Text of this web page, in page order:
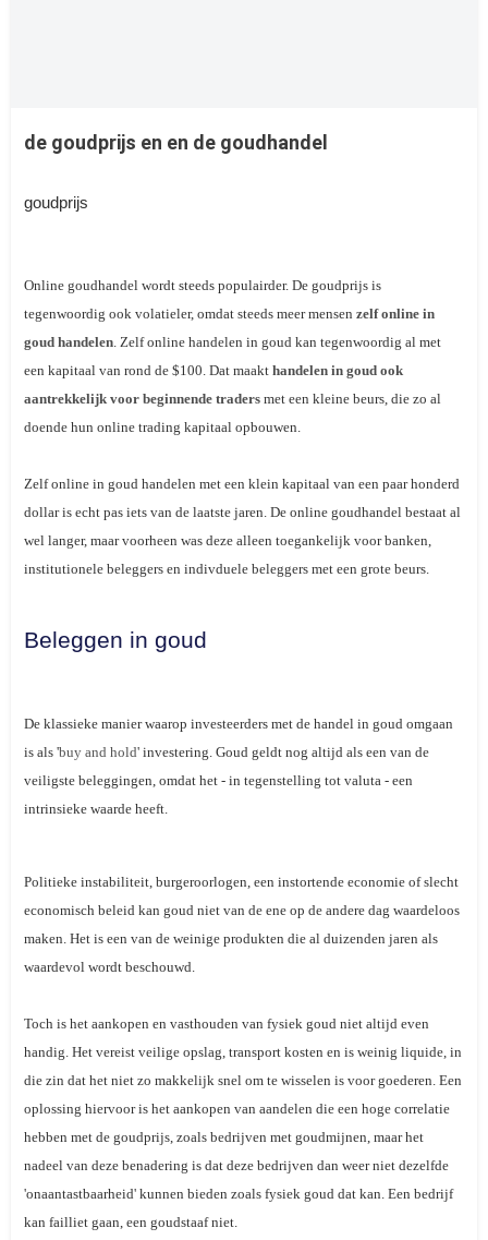
de goudprijs en en de goudhandel
goudprijs
Online goudhandel wordt steeds populairder. De goudprijs is
tegenwoordig ook volatieler, omdat steeds meer mensen zelf online in
goud handelen . Zelf online handelen in goud kan tegenwoordig al met
een kapitaal van rond de $100. Dat maakt handelen in goud ook
aantrekkelijk voor beginnende traders met een kleine beurs, die zo al
doende hun online trading kapitaal opbouwen.
Zelf online in goud handelen met een klein kapitaal van een paar honderd
dollar is echt pas iets van de laatste jaren. De online goudhandel bestaat al
wel langer, maar voorheen was deze alleen toegankelijk voor banken,
institutionele beleggers en indivduele beleggers met een grote beurs.
Beleggen in goud
De klassieke manier waarop investeerders met de handel in goud omgaan
is als 'buy and hold' investering. Goud geldt nog altijd als een van de
veiligste beleggingen, omdat het - in tegenstelling tot valuta - een
intrinsieke waarde heeft.
Politieke instabiliteit, burgeroorlogen, een instortende economie of slecht
economisch beleid kan goud niet van de ene op de andere dag waardeloos
maken. Het is een van de weinige produkten die al duizenden jaren als
waardevol wordt beschouwd.
Toch is het aankopen en vasthouden van fysiek goud niet altijd even
handig. Het vereist veilige opslag, transport kosten en is weinig liquide, in
die zin dat het niet zo makkelijk snel om te wisselen is voor goederen. Een
oplossing hiervoor is het aankopen van aandelen die een hoge correlatie
hebben met de goudprijs, zoals bedrijven met goudmijnen, maar het
nadeel van deze benadering is dat deze bedrijven dan weer niet dezelfde
'onaantastbaarheid' kunnen bieden zoals fysiek goud dat kan. Een bedrijf
kan failliet gaan, een goudstaaf niet.